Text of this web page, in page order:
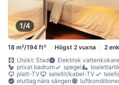
1/4
18 m²/194 ft² Högst 2 vuxna
2
Utsikt: Stad
Elektrisk vattenkokare
privat badrum
spegel
platt-TV
satellit/kabel-TV
eluttag nära sängen